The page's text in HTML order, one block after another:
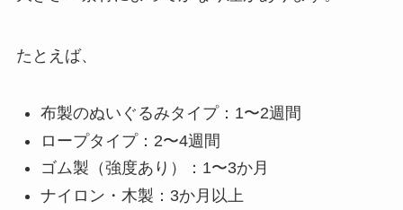
たとえば、
布製のぬいぐるみタイプ：1〜2週間
ロープタイプ：2〜4週間
ゴム製（強度あり）：1〜3か月
ナイロン・木製：3か月以上